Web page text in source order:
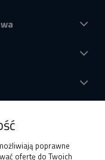
poprawne
ofertę do Twoich